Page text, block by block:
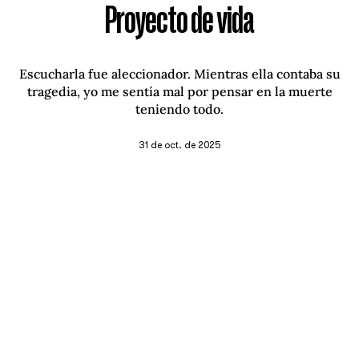
Proyecto de vida
Escucharla fue aleccionador. Mientras ella contaba su
tragedia, yo me sentía mal por pensar en la muerte
teniendo todo.
31 de oct. de 2025